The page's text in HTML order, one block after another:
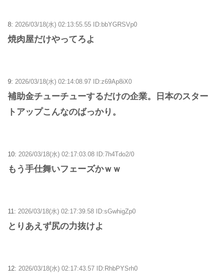
8: 2026/03/18(水) 02:13:55.55 ID:bbYGRSVp0
焼肉屋だけやってろよ
9: 2026/03/18(水) 02:14:08.97 ID:z69Ap8iX0
補助金チューチューするだけの企業。日本のスター
トアップこんなのばっかり。
10: 2026/03/18(水) 02:17:03.08 ID:7h4Tdo2/0
もう手仕舞いフェーズかｗｗ
11: 2026/03/18(水) 02:17:39.58 ID:sGwhigZp0
とりあえず尻の力抜けよ
12: 2026/03/18(水) 02:17:43.57 ID:RhbPYSrh0